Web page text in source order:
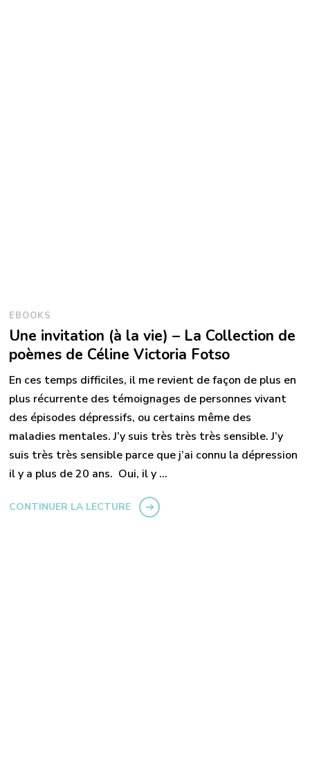
EBOOKS
Une invitation (à la vie) – La Collection de
poèmes de Céline Victoria Fotso
En ces temps difficiles, il me revient de façon de plus en
plus récurrente des témoignages de personnes vivant
des épisodes dépressifs, ou certains même des
maladies mentales. J’y suis très très très sensible. J’y
suis très très sensible parce que j’ai connu la dépression
il y a plus de 20 ans. Oui, il y …
CONTINUER LA LECTURE